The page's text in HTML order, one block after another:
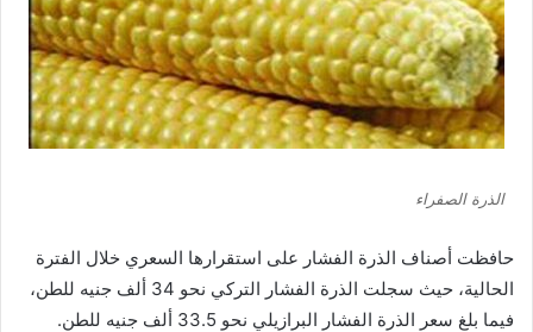
الذرة الصفراء
حافظت أصناف الذرة الفشار على استقرارها السعري خلال الفترة
الحالية، حيث سجلت الذرة الفشار التركي نحو 34 ألف جنيه للطن،
فيما بلغ سعر الذرة الفشار البرازيلي نحو 33.5 ألف جنيه للطن.